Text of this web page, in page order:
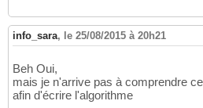
info_sara, le 25/08/2015 à 20h21
Beh Oui,
mais je n'arrive pas à comprendre
afin d'écrire l'algorithme